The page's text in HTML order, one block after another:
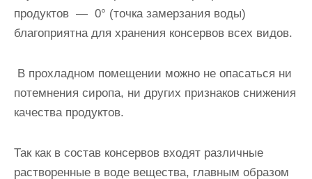
продуктов — 0° (точка замерзания воды)
благоприятна для хранения консервов всех видов.
В прохладном помещении можно не опасаться ни
потемнения сиропа, ни других признаков снижения
качества продуктов.
Так как в состав консервов входят различные
растворенные в воде вещества, главным образом